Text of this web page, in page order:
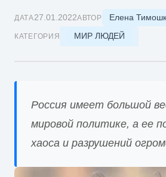
ДАТА27.01.2022АВТОР Елена
КАТЕГОРИЯ МИР ЛЮДЕЙ
Россия имеет большой
мировой политике, а ее
хаоса и разрушений